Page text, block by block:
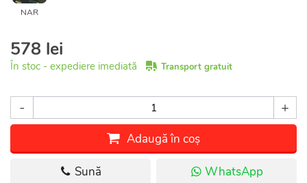
NAR
578 lei
În stoc - expediere imediată Transport gratuit
- +
Adaugă în coș
Sună
WhatsApp